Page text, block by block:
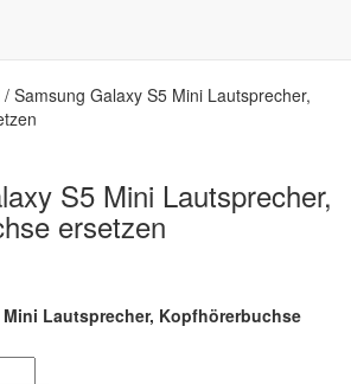
/ Samsung Galaxy S5 Mini Lautsprecher,
S5 Mini Lautsprecher,
ersetzen
Mini Lautsprecher, Kopfhörerbuchse